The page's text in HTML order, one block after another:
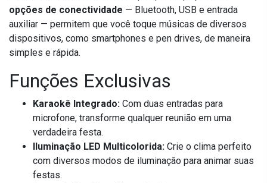
opções de conectividade — Bluetooth, USB e entrada
auxiliar — permitem que você toque músicas de diversos
dispositivos, como smartphones e pen drives, de maneira
simples e rápida.
Funções Exclusivas
Karaokê Integrado: Com duas entradas para
microfone, transforme qualquer reunião em uma
verdadeira festa.
Iluminação LED Multicolorida: Crie o clima perfeito
com diversos modos de iluminação para animar suas
festas.